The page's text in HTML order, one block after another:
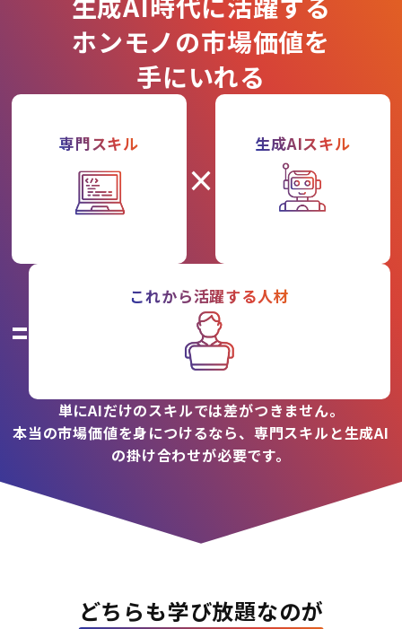
ホンモノの市場価値を
手にいれる
専門スキル
×
生成AIスキル
=
これから活躍する人材
単にAIだけのスキルでは差がつきません。
本当の市場価値を身につけるなら、専門スキルと生成AI
の掛け合わせが必要です。
どちらも学び放題なのが